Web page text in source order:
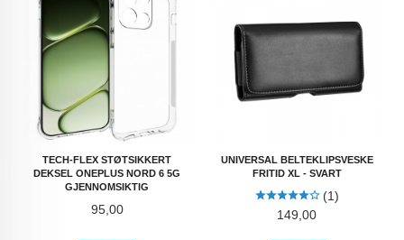
TECH-FLEX STØTSIKKERT
DEKSEL ONEPLUS NORD 6 5G
GJENNOMSIKTIG
Pris
95,00
UNIVERSAL BELTEKLIPSVESKE
FRITID XL - SVART
(1)
Pris
149,00